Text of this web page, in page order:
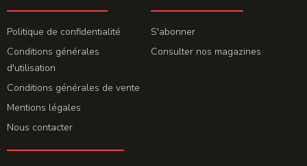
Politique de confidentialité
Conditions générales
d'utilisation
Conditions générales de vente
Mentions légales
Nous contacter
S'abonner
Consulter nos magazines